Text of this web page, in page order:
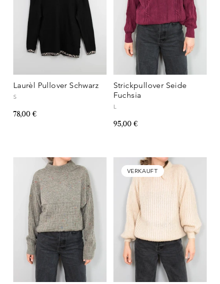
Laurèl Pullover Schwarz
S
78,00 €
Strickpullover Seide
Fuchsia
L
95,00 €
VERKAUFT